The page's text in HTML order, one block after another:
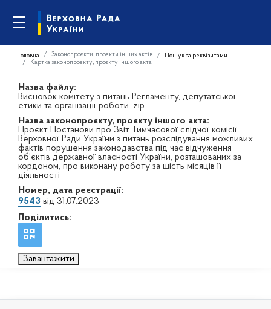
Головна Законопроєкти, проєкти інших актів
Пошук за реквізитами
Картка законопроєкту, проєкту іншого акта
Назва файлу:
Висновок комітету з питань Регламенту, депутатської
етики та організації роботи .zip
Назва законопроєкту, проєкту іншого акта:
Проєкт Постанови про Звіт Тимчасової слідчої комісії
Верховної Ради України з питань розслідування можливих
фактів порушення законодавства під час відчуження
об’єктів державної власності України, розташованих за
кордоном, про виконану роботу за шість місяців її
діяльності
Номер, дата реєстрації:
9543 від 31.07.2023
Поділитись:
Завантажити